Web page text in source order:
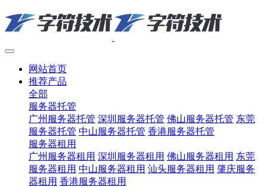
网站首页
推荐产品
全部
服务器托管
广州服务器托管 深圳服务器托管 佛山服务器托管 东莞
服务器托管 中山服务器托管 香港服务器托管
服务器租用
广州服务器租用 深圳服务器租用 佛山服务器租用 东莞
服务器租用 中山服务器租用 汕头服务器租用 肇庆服务
器租用 香港服务器租用